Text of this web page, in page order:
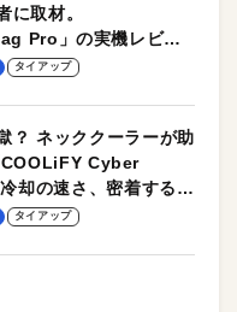
に取材。
Pro」の実機レビュ
タイアップ
？ ネッククーラーが助
COOLiFY Cyber
却の速さ、密着する冷
ルな操作性がグッド！
タイアップ